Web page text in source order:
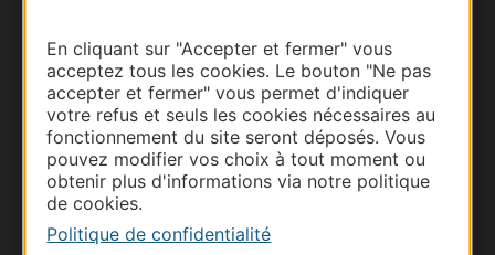
En cliquant sur "Accepter et fermer" vous
acceptez tous les cookies. Le bouton "Ne pas
accepter et fermer" vous permet d'indiquer
votre refus et seuls les cookies nécessaires au
fonctionnement du site seront déposés. Vous
pouvez modifier vos choix à tout moment ou
obtenir plus d'informations via notre politique
de cookies.
Politique de confidentialité